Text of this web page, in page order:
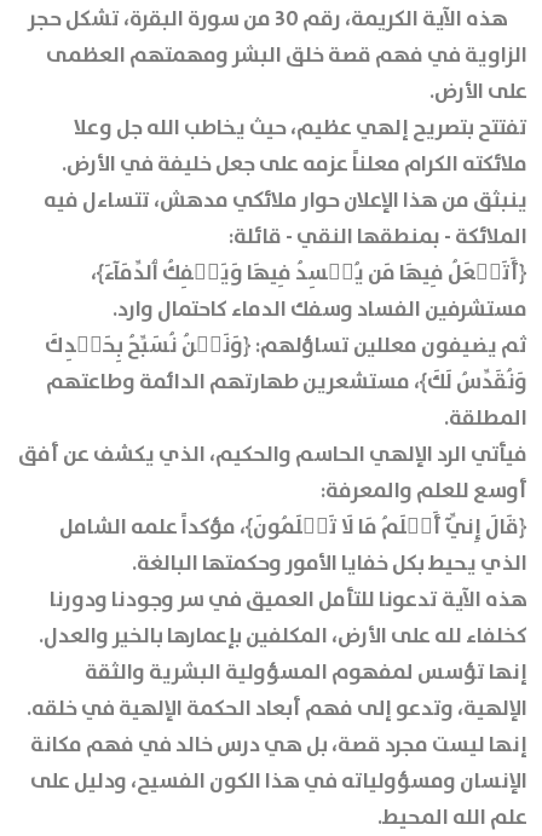
هذه الآية الكريمة، رقم 30 من سورة البقرة، تشكل حجر
الزاوية في فهم قصة خلق البشر ومهمتهم العظمى
على الأرض.
تفتتح بتصريح إلهي عظيم، حيث يخاطب الله جل وعلا
ملائكته الكرام معلناً عزمه على جعل خليفة في الأرض.
ينبثق من هذا الإعلان حوار ملائكي مدهش، تتساءل فيه
الملائكة - بمنطقها النقي - قائلة:
﴿أَتَجۡعَلُ فِيهَا مَن يُفۡسِدُ فِيهَا وَيَسۡفِكُ ٱلدِّمَآءَ﴾،
مستشرفين الفساد وسفك الدماء كاحتمال وارد.
ثم يضيفون معللين تساؤلهم: ﴿وَنَحۡنُ نُسَبِّحُ بِحَمۡدِكَ
وَنُقَدِّسُ لَكَ﴾، مستشعرين طهارتهم الدائمة وطاعتهم
المطلقة.
فيأتي الرد الإلهي الحاسم والحكيم، الذي يكشف عن أفق
أوسع للعلم والمعرفة:
﴿قَالَ إِنِّيٓ أَعۡلَمُ مَا لَا تَعۡلَمُونَ﴾، مؤكداً علمه الشامل
الذي يحيط بكل خفايا الأمور وحكمتها البالغة.
هذه الآية تدعونا للتأمل العميق في سر وجودنا ودورنا
كخلفاء لله على الأرض، المكلفين بإعمارها بالخير والعدل.
إنها تؤسس لمفهوم المسؤولية البشرية والثقة
الإلهية، وتدعو إلى فهم أبعاد الحكمة الإلهية في خلقه.
إنها ليست مجرد قصة، بل هي درس خالد في فهم مكانة
الإنسان ومسؤولياته في هذا الكون الفسيح، ودليل على
علم الله المحيط.